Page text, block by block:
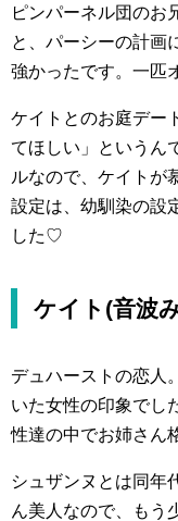
ピンパーネル団のお
と、パーシーの計画
強かったです。一匹
ケイトとのお庭デー
てほしい」というん
ルなので、ケイトが
設定は、幼馴染の設
した♡
ケイト(音波
デュハーストの恋人
いた女性の印象でし
性達の中でお姉さん
シュザンヌとは同年
ん美人なので、もう